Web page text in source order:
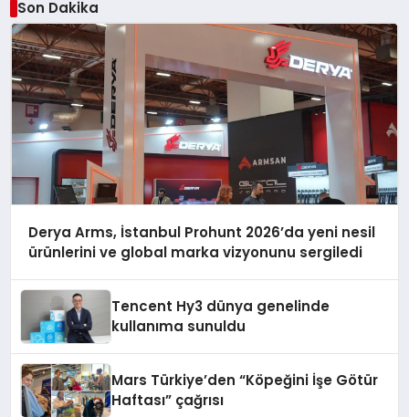
Son Dakika
Derya Arms, İstanbul Prohunt 2026’da yeni nesil
ürünlerini ve global marka vizyonunu sergiledi
Tencent Hy3 dünya genelinde
kullanıma sunuldu
Mars Türkiye’den “Köpeğini İşe Götür
Haftası” çağrısı